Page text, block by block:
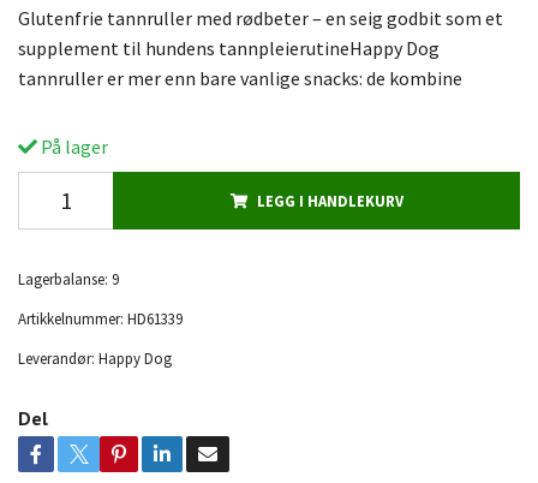
Glutenfrie tannruller med rødbeter – en seig godbit som et
supplement til hundens tannpleierutineHappy Dog
tannruller er mer enn bare vanlige snacks: de kombine
På lager
LEGG I HANDLEKURV
Lagerbalanse: 9
Artikkelnummer: HD61339
Leverandør: Happy Dog
Del